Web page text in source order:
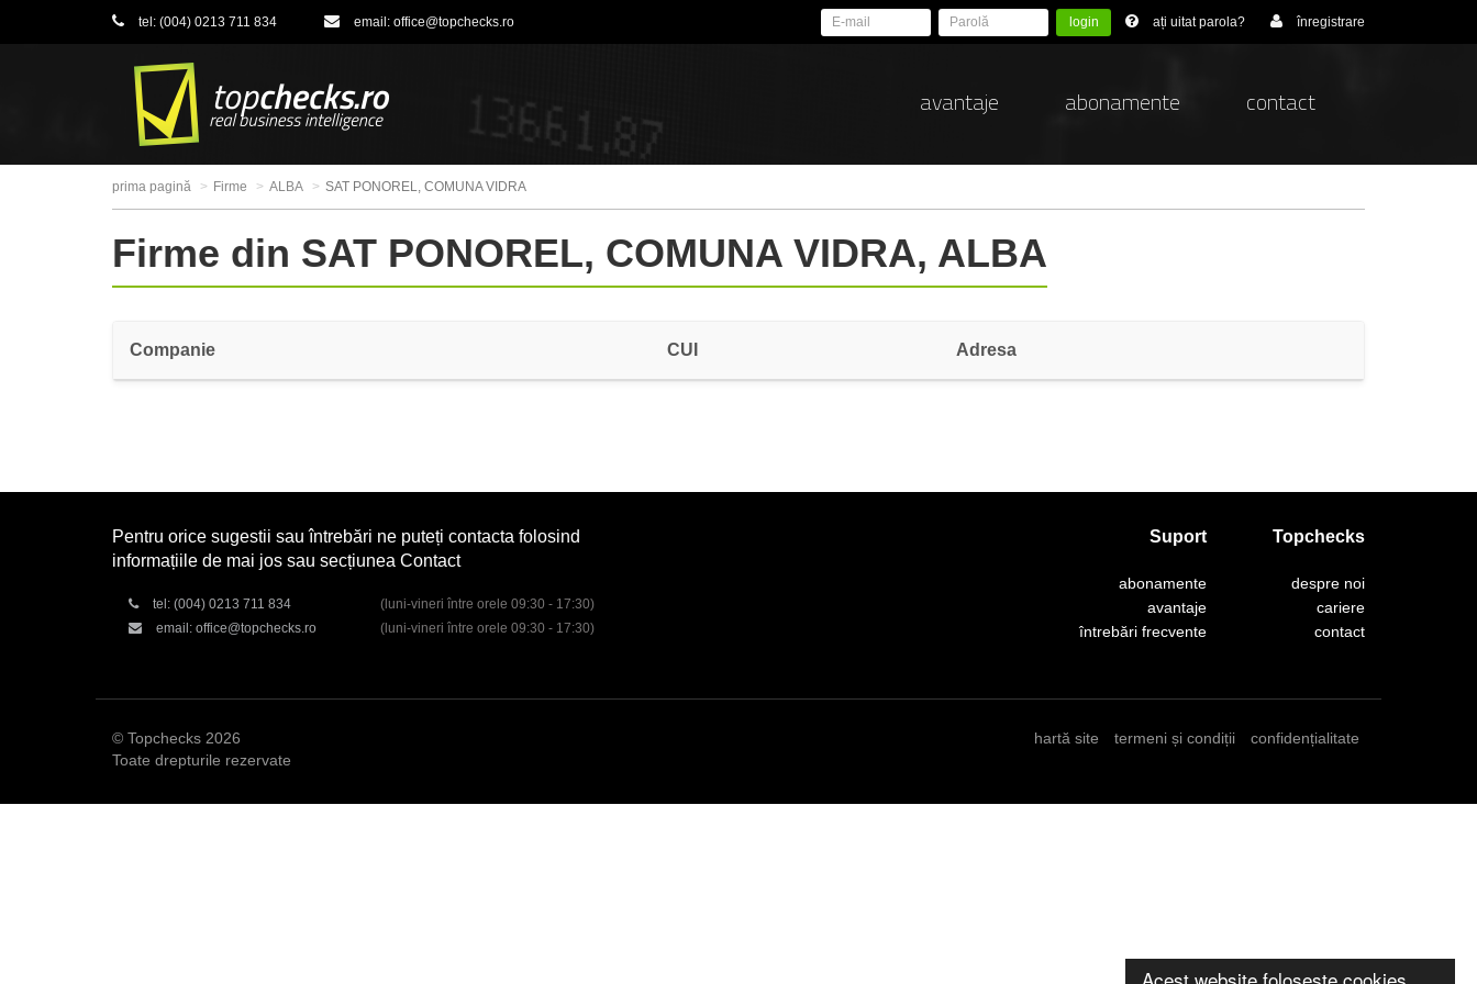
tel: (004) 0213 711 834 email: office@topchecks.ro login ați uitat parola? înregistrare
avantaje abonamente contact
prima pagină Firme ALBA SAT PONOREL, COMUNA VIDRA
Firme din SAT PONOREL, COMUNA VIDRA, ALBA
Companie CUI Adresa
Pentru orice sugestii sau întrebări ne puteți contacta folosind
informațiile de mai jos sau secțiunea Contact
tel: (004) 0213 711 834
(luni-vineri între orele 09:30 - 17:30)
email: office@topchecks.ro (luni-vineri între orele 09:30 - 17:30)
Topchecks
despre noi
cariere
contact
Suport
abonamente
avantaje
întrebări frecvente
© Topchecks 2026
Toate drepturile rezervate
hartă site termeni și condiții confidențialitate